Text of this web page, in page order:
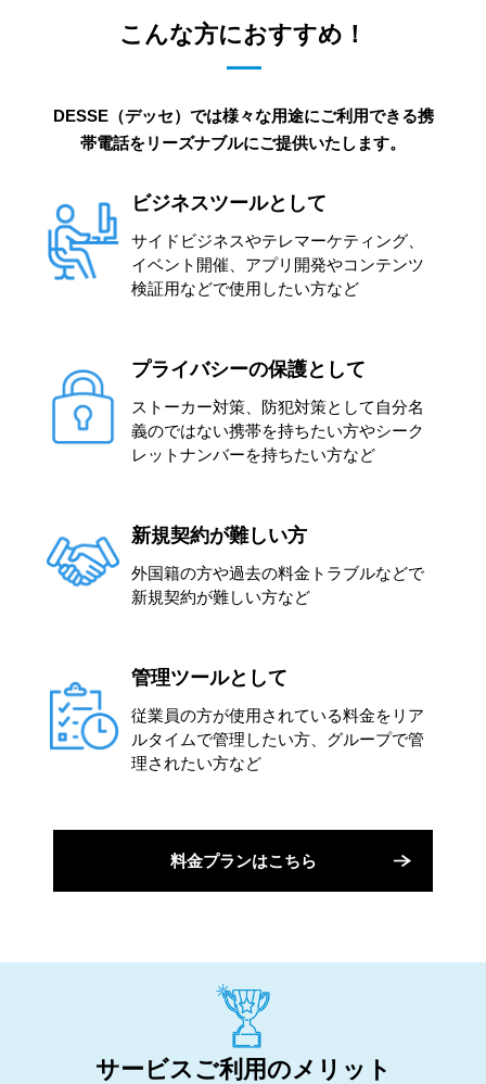
こんな方におすすめ！
DESSE（デッセ）では様々な用途にご利用できる携
帯電話をリーズナブルにご提供いたします。
ビジネスツールとして
サイドビジネスやテレマーケティング、
イベント開催、アプリ開発やコンテンツ
検証用などで使用したい方など
プライバシーの保護として
ストーカー対策、防犯対策として自分名
義のではない携帯を持ちたい方やシーク
レットナンバーを持ちたい方など
新規契約が難しい方
外国籍の方や過去の料金トラブルなどで
新規契約が難しい方など
管理ツールとして
従業員の方が使用されている料金をリア
ルタイムで管理したい方、グループで管
理されたい方など
料金プランはこちら
サービスご利用のメリット